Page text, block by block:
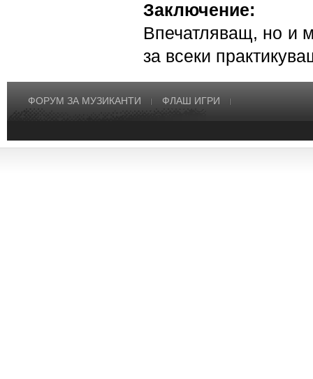
Заключение:
Впечатляващ, но и
за всеки
ФОРУМ ЗА МУЗИКАНТИ ФЛАШ ИГРИ